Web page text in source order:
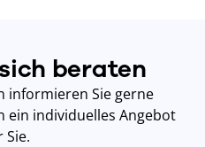
beraten
informieren Sie gerne
ein individuelles Angebot
Sie.